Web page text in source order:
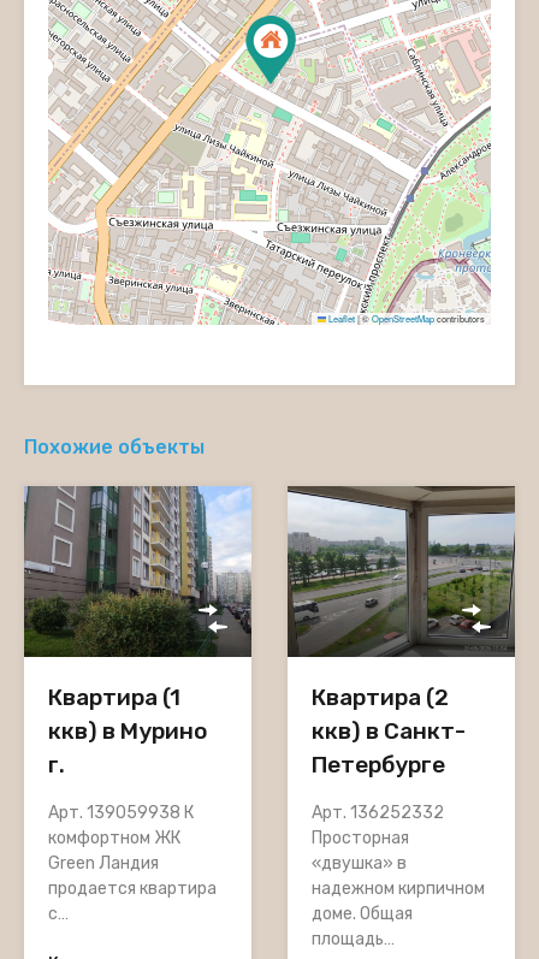
Leaflet|©OpenStreetMapcontributors
Похожие объекты
Квартира (1
ккв) в Мурино
г.
Арт. 139059938 К
комфортном ЖК
Green Ландия
продается квартира
с…
Квартира (2
ккв) в Санкт-
Петербурге
Арт. 136252332
Просторная
«двушка» в
надежном кирпичном
доме. Общая
площадь…